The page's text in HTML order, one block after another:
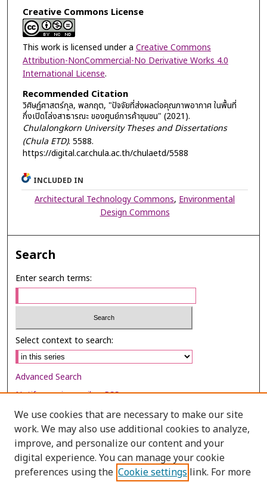
Creative Commons License
This work is licensed under a Creative Commons
Attribution-NonCommercial-No Derivative Works 4.0
International License.
Recommended Citation
วิศิษฏ์ศาสตร์กุล, พลกฤต, "ปัจจัยที่ส่งผลต่อคุณภาพอากาศ ในพื้นที่
กึ่งเปิดโล่งสาธารณะ ของศูนย์การค้าชุมชน" (2021).
Chulalongkorn University Theses and Dissertations
(Chula ETD). 5588.
https://digital.car.chula.ac.th/chulaetd/5588
INCLUDED IN
Architectural Technology Commons, Environmental
Design Commons
Search
Enter search terms:
Select context to search:
Advanced Search
Notify me via email orRSS
Browse
Collections
Disciplines
Authors
We use cookies that are necessary to make our site
work. We may also use additional cookies to analyze,
improve, and personalize our content and your
digital experience. You can manage your cookie
preferences using the Cookie settings link. For more